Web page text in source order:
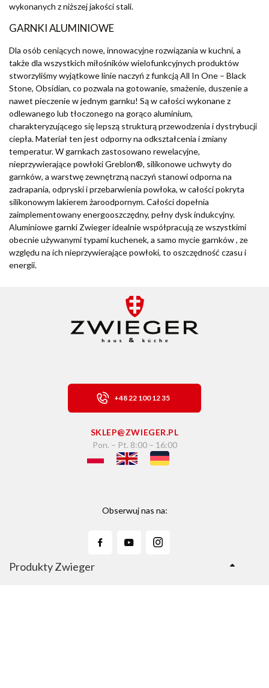
wykonanych z niższej jakości stali.
GARNKI ALUMINIOWE
Dla osób ceniących nowe, innowacyjne rozwiązania w kuchni, a
także dla wszystkich miłośników wielofunkcyjnych produktów
stworzyliśmy wyjątkowe linie naczyń z funkcją All In One – Black
Stone, Obsidian, co pozwala na gotowanie, smażenie, duszenie a
nawet pieczenie w jednym garnku! Są w całości wykonane z
odlewanego lub tłoczonego na gorąco aluminium,
charakteryzującego się lepszą strukturą przewodzenia i dystrybucji
ciepła. Materiał ten jest odporny na odkształcenia i zmiany
temperatur. W garnkach zastosowano rewelacyjne,
nieprzywierające powłoki Greblon®, silikonowe uchwyty do
garnków, a warstwę zewnętrzną naczyń stanowi odporna na
zadrapania, odpryski i przebarwienia powłoka, w całości pokryta
silikonowym lakierem żaroodpornym. Całości dopełnia
zaimplementowany energooszczędny, pełny dysk indukcyjny.
Aluminiowe garnki Zwieger idealnie współpracują ze wszystkimi
obecnie używanymi typami kuchenek, a samo mycie garnków , ze
względu na ich nieprzywierające powłoki, to oszczędność czasu i
energii.
+48 22 100 12 35
SKLEP@ZWIEGER.PL
Pon. – Pt. 8:00 – 16:00
Obserwuj nas na:
Produkty Zwieger